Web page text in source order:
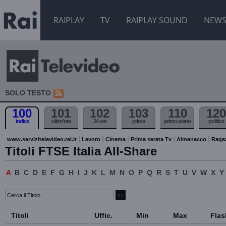
RAIPLAY TV RAIPLAY SOUND NEWS
SOLO TESTO
100
indice
101
ultim'ora
102
24 ore
103
prima
110
primo piano
120
politica
www.servizitelevideo.rai.it Lavoro Cinema Prima serata Tv Almanacco
Titoli FTSE Italia All-Share
A B C D E F G H I J K L M N O P Q R S T U V W X Y
Titoli Uffic. Min Max